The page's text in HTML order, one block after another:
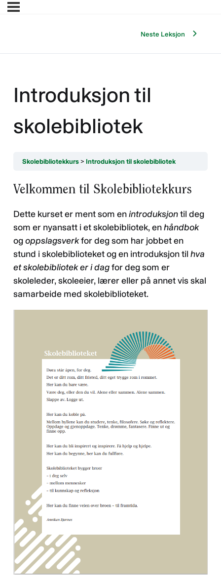
Neste Leksjon
Introduksjon til
skolebibliotek
Skolebibliotekkurs Introduksjon til skolebibliotek
Velkommen til Skolebibliotekkurs
Dette kurset er ment som enintroduksjontil deg
som er nyansatt i et skolebibliotek, enhåndbok
ogoppslagsverkfor deg som har jobbet en
stund i skolebiblioteket og en introduksjon til hva
et skolebibliotek er i dagfor deg som er
skoleleder, skoleeier, lærer eller på annet vis skal
samarbeide med skolebiblioteket.